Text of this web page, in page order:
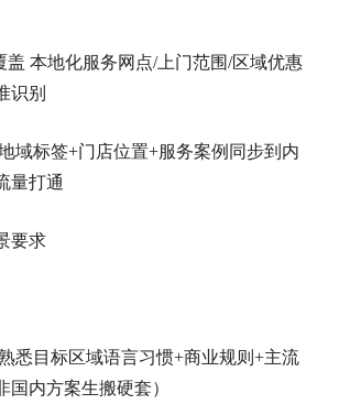
本地化服务网点/上门范围/区域优惠
识别
域标签+门店位置+服务案例同步到内
量打通
要求
悉目标区域语言习惯+商业规则+主流
国内方案生搬硬套）